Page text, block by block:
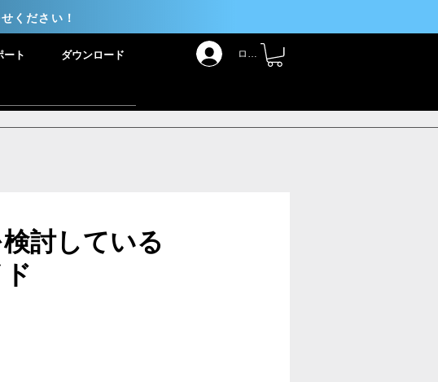
ください！
ート ダウンロード ログイン
討している